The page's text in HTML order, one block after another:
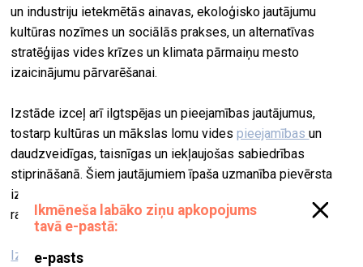
un industriju ietekmētās ainavas, ekoloģisko jautājumu
kultūras nozīmes un sociālās prakses, un alternatīvas
stratēģijas vides krīzes un klimata pārmaiņu mesto
izaicinājumu pārvarēšanai.
Izstāde izceļ arī ilgtspējas un pieejamības jautājumus,
tostarp kultūras un mākslas lomu videspieejamībasun
daudzveidīgas, taisnīgas un iekļaujošas sabiedrības
stiprināšanā. Šiem jautājumiem īpaša uzmanība pievērsta
izstādes publiskajā programmā – diskusijās, lekcijās un
radošajās darbnīcās.
Izstāžu zāle “Rīgas mākslas telpa”